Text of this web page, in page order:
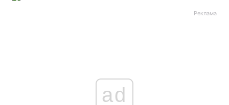
Реклама
ad